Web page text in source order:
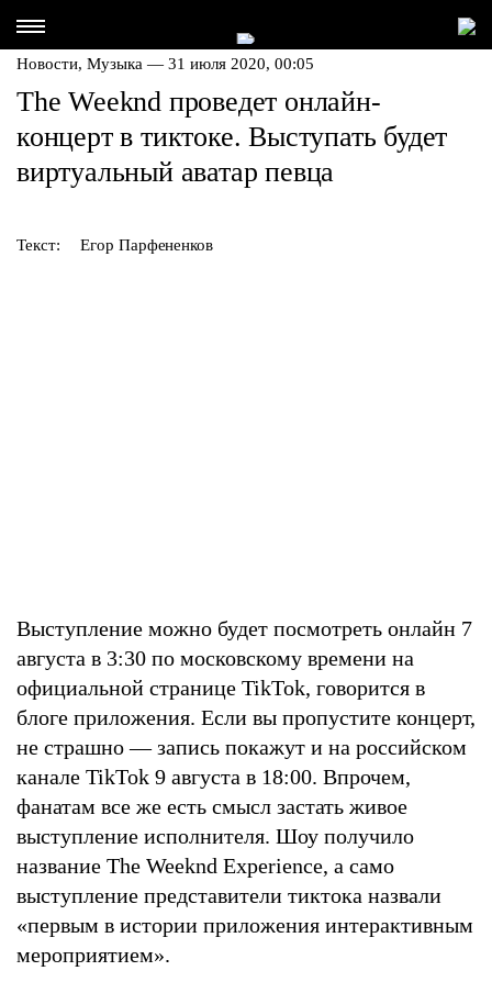
Новости, Музыка — 31 июля 2020, 00:05
The Weeknd проведет онлайн-
концерт в тиктоке. Выступать будет
виртуальный аватар певца
Текст: Егор Парфененков
Выступление можно будет посмотреть онлайн 7
августа в 3:30 по московскому времени на
официальной странице TikTok, говорится в
блоге приложения. Если вы пропустите концерт,
не страшно — запись покажут и на российском
канале TikTok 9 августа в 18:00. Впрочем,
фанатам все же есть смысл застать живое
выступление исполнителя. Шоу получило
название The Weeknd Experience, а само
выступление представители тиктока назвали
«первым в истории приложения интерактивным
мероприятием».